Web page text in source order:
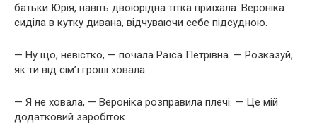
батьки Юрія, навіть двоюрідна тітка приїхала. Вероніка
сиділа в кутку дивана, відчуваючи себе підсудною.
— Ну що, невістко, — почала Раїса Петрівна. — Розказуй,
як ти від сім’ї гроші ховала.
— Я не ховала, — Вероніка розправила плечі. — Це мій
додатковий заробіток.